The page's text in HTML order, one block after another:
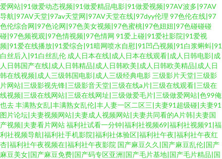
爱网站|91做爱动态视频|91做爱精品电影|91做爱视频|97AV波多|97AV
导航|97AV天堂|97av天堂网|97AV天堂在线|97dyy伦理 97色伦在线|97
色伦综合网|97色论网|97色美女视频|97色蜜桃|97色妞妞|97色碰碰碰
碰|97色频视观|97色情视频|97色情网 91爱上碰|91爱社影院|91爱视
频|91爱在线播放|91爱综合|91暗网喷水自慰|91凹凸视频|91白浆蝌蚪|91
白丝后入|91白丝乱伦 成人日本在线|成人日本在线观看|成人日韩电影|成
人日韩国产在线|成人日韩精品|成人日韩欧美|成人日韩欧美精品|成人日
韩在线视频|成人三级韩国电影|成人三级经典电影 三级影片天堂|三级影
片网站|三级影视先锋|三级影音天堂|三级在线a片|三级在线观看|三级在
线视频|三级在线网站|三级在线网址|三级做爱毛片|三级做爱网站|色99俺
也去丰满熟女乱|丰满熟女乱伦|丰人妻一区二区三|夫妻91超级碰|夫妻91
图片论坛|夫妻视频网站|夫妻成人视频网站|夫妻共同看的A片韩|夫妻国
产视频|夫妻看片网站福利社试看一分钟|福利社视频69|福利社视频91|福
利社视频导航|福利社手机影院|福利社体验区|福利社午夜|福利社午夜红
杏|福利社午夜视频在|福利社午夜影院 国产麻豆久久|国产麻豆乱伦|国产
麻豆美女|国产麻豆免费|国产码专区亚洲|国产毛片基地|国产毛片精品|国